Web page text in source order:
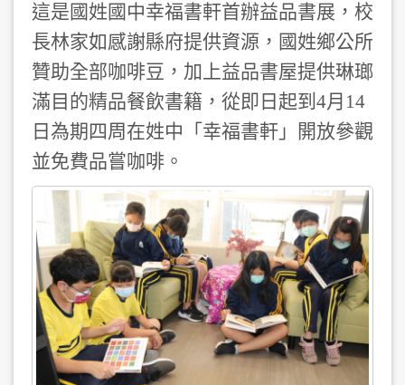
這是國姓國中幸福書軒首辦益品書展，校
長林家如感謝縣府提供資源，國姓鄉公所
贊助全部咖啡豆，加上益品書屋提供琳瑯
滿目的精品餐飲書籍，從即日起到4月14
日為期四周在姓中「幸福書軒」開放參觀
並免費品嘗咖啡。